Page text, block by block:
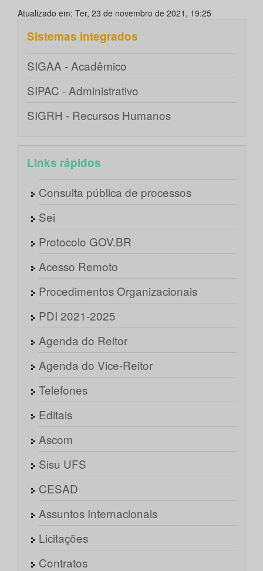
Atualizado em: Ter, 23 de novembro de 2021, 19:25
Sistemas integrados
SIGAA - Acadêmico
SIPAC - Administrativo
SIGRH - Recursos Humanos
Links rápidos
Consulta pública de processos
Sei
Protocolo GOV.BR
Acesso Remoto
Procedimentos Organizacionais
PDI 2021-2025
Agenda do Reitor
Agenda do Vice-Reitor
Telefones
Editais
Ascom
Sisu UFS
CESAD
Assuntos Internacionais
Licitações
Contratos